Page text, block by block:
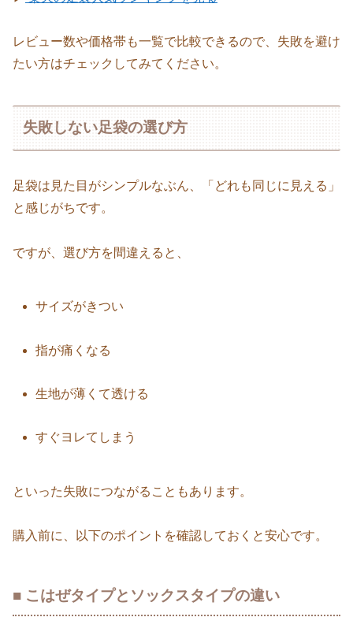
レビュー数や価格帯も一覧で比較できるので、失敗を避け
たい方はチェックしてみてください。
失敗しない足袋の選び方
足袋は見た目がシンプルなぶん、「どれも同じに見える」
と感じがちです。
ですが、選び方を間違えると、
サイズがきつい
指が痛くなる
生地が薄くて透ける
すぐヨレてしまう
といった失敗につながることもあります。
購入前に、以下のポイントを確認しておくと安心です。
■ こはぜタイプとソックスタイプの違い